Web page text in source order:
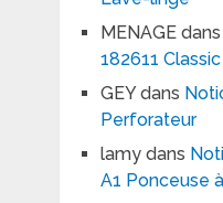
MENAGEdans
182611
GEYdans
Perforateur
lamydans
A1 Ponceuse